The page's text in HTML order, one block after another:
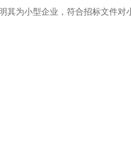
为小型企业，符合招标文件对